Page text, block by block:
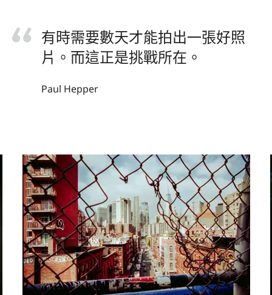
有時需要數天才能拍出一張好照
片。而這正是挑戰所在。
Paul Hepper